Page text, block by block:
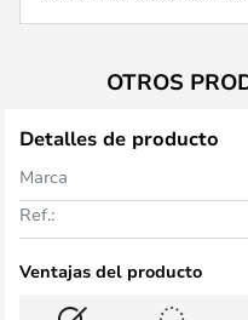
OTROS
Detalles de producto
Marca
Ref.:
Ventajas del producto